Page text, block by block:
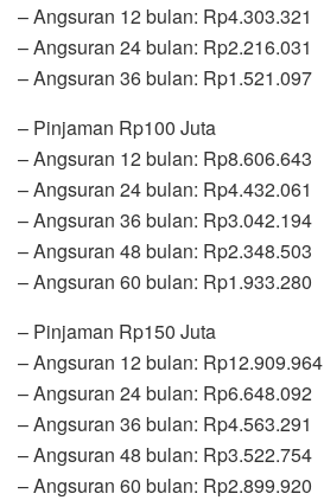
– Angsuran 12 bulan: Rp4.303.321
– Angsuran 24 bulan: Rp2.216.031
– Angsuran 36 bulan: Rp1.521.097
– Pinjaman Rp100 Juta
– Angsuran 12 bulan: Rp8.606.643
– Angsuran 24 bulan: Rp4.432.061
– Angsuran 36 bulan: Rp3.042.194
– Angsuran 48 bulan: Rp2.348.503
– Angsuran 60 bulan: Rp1.933.280
– Pinjaman Rp150 Juta
– Angsuran 12 bulan: Rp12.909.964
– Angsuran 24 bulan: Rp6.648.092
– Angsuran 36 bulan: Rp4.563.291
– Angsuran 48 bulan: Rp3.522.754
– Angsuran 60 bulan: Rp2.899.920